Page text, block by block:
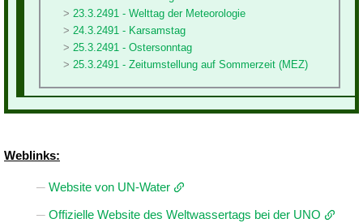
23.3.2491 - Welttag der Meteorologie
24.3.2491 - Karsamstag
25.3.2491 - Ostersonntag
25.3.2491 - Zeitumstellung auf Sommerzeit (MEZ)
Weblinks:
Website von UN-Water
Offizielle Website des Weltwassertags bei der UNO